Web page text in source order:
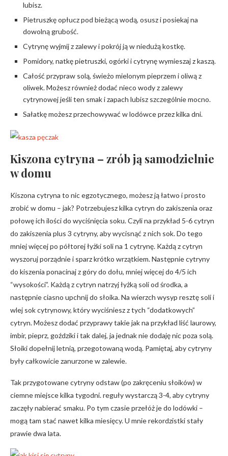
lubisz.
Pietruszkę opłucz pod bieżącą wodą, osusz i posiekaj na
dowolną grubość.
Cytrynę wyjmij z zalewy i pokrój ją w niedużą kostkę.
Pomidory, natkę pietruszki, ogórki i cytrynę wymieszaj z kaszą.
Całość przypraw solą, świeżo mielonym pieprzem i oliwą z
oliwek. Możesz również dodać nieco wody z zalewy
cytrynowej jeśli ten smak i zapach lubisz szczególnie mocno.
Sałatkę możesz przechowywać w lodówce przez kilka dni.
Kiszona cytryna – zrób ją samodzielnie
w domu
Kiszona cytryna to nic egzotycznego, możesz ją łatwo i prosto
zrobić w domu – jak? Potrzebujesz kilka cytryn do zakiszenia oraz
połowę ich ilości do wyciśnięcia soku. Czyli na przykład 5-6 cytryn
do zakiszenia plus 3 cytryny, aby wycisnąć z nich sok. Do tego
mniej więcej po półtorej łyżki soli na 1 cytrynę. Każdą z cytryn
wyszoruj porządnie i sparz krótko wrzątkiem. Następnie cytryny
do kiszenia ponacinaj z góry do dołu, mniej więcej do 4/5 ich
“wysokości”. Każdą z cytryn natrzyj łyżką soli od środka, a
następnie ciasno upchnij do słoika. Na wierzch wysyp resztę soli i
wlej sok cytrynowy, który wyciśniesz z tych “dodatkowych”
cytryn. Możesz dodać przyprawy takie jak na przykład liść laurowy,
imbir, pieprz, goździki i tak dalej, ja jednak nie dodaję nic poza solą.
Słoiki dopełnij letnią, przegotowaną wodą. Pamiętaj, aby cytryny
były całkowicie zanurzone w zalewie.
Tak przygotowane cytryny odstaw (po zakręceniu słoików) w
ciemne miejsce kilka tygodni. reguły wystarczą 3-4, aby cytryny
zaczęły nabierać smaku. Po tym czasie przełóż je do lodówki –
mogą tam stać nawet kilka miesięcy. U mnie rekordzistki stały
prawie dwa lata.